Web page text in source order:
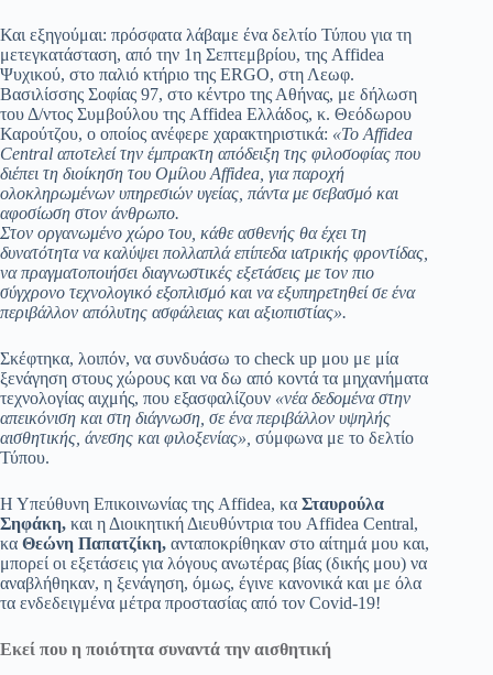
Και εξηγούμαι: πρόσφατα λάβαμε ένα δελτίο Τύπου για τη
μετεγκατάσταση, από την 1η Σεπτεμβρίου, της Affidea
Ψυχικού, στο παλιό κτήριο της ERGO, στη Λεωφ.
Βασιλίσσης Σοφίας 97, στο κέντρο της Αθήνας, με δήλωση
του Δ/ντος Συμβούλου της Affidea Ελλάδος, κ. Θεόδωρου
Καρούτζου, ο οποίος ανέφερε χαρακτηριστικά: «Το Affidea
Central αποτελεί την έμπρακτη απόδειξη της φιλοσοφίας που
διέπει τη διοίκηση του Ομίλου Affidea, για παροχή
ολοκληρωμένων υπηρεσιών υγείας, πάντα με σεβασμό και
αφοσίωση στον άνθρωπο.
Στον οργανωμένο χώρο του, κάθε ασθενής θα έχει τη
δυνατότητα να καλύψει πολλαπλά επίπεδα ιατρικής φροντίδας,
να πραγματοποιήσει διαγνωστικές εξετάσεις με τον πιο
σύγχρονο τεχνολογικό εξοπλισμό και να εξυπηρετηθεί σε ένα
περιβάλλον απόλυτης ασφάλειας και αξιοπιστίας».
Σκέφτηκα, λοιπόν, να συνδυάσω το check up μου με μία
ξενάγηση στους χώρους και να δω από κοντά τα μηχανήματα
τεχνολογίας αιχμής, που εξασφαλίζουν «νέα δεδομένα στην
απεικόνιση και στη διάγνωση, σε ένα περιβάλλον υψηλής
αισθητικής, άνεσης και φιλοξενίας», σύμφωνα με το δελτίο
Τύπου.
Η Υπεύθυνη Επικοινωνίας της Affidea, κα Σταυρούλα
Σηφάκη, και η Διοικητική Διευθύντρια του Affidea Central,
κα Θεώνη Παπατζίκη, ανταποκρίθηκαν στο αίτημά μου και,
μπορεί οι εξετάσεις για λόγους ανωτέρας βίας (δικής μου) να
αναβλήθηκαν, η ξενάγηση, όμως, έγινε κανονικά και με όλα
τα ενδεδειγμένα μέτρα προστασίας από τον Covid-19!
Εκεί που η ποιότητα συναντά την αισθητική